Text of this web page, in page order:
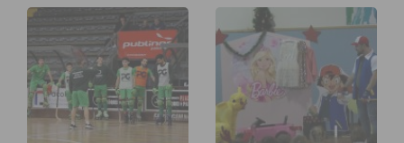
Assine nossa newsletter por e-mail e
obtenha de forma regular a informação
atualizada.